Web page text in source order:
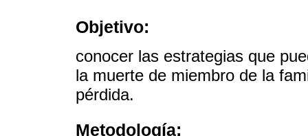
Objetivo:
conocer las estrategias que
la muerte de miembro de la
pérdida.
Metodología: